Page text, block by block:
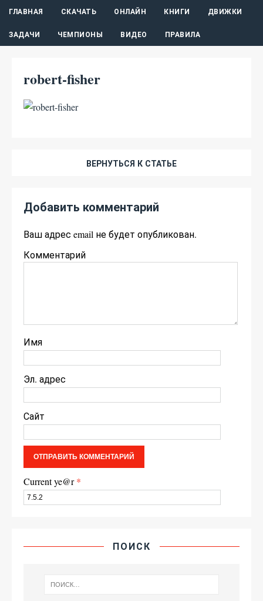
ГЛАВНАЯ СКАЧАТЬ ОНЛАЙН КНИГИ ДВИЖКИ
ЗАДАЧИ ЧЕМПИОНЫ ВИДЕО ПРАВИЛА
robert-fisher
ВЕРНУТЬСЯ К СТАТЬЕ
Добавить комментарий
Ваш адрес email не будет опубликован.
Комментарий
Имя
Эл. адрес
Сайт
Current ye@r*
ПОИСК